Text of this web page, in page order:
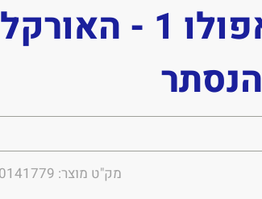
גורלו של אפולו 1 - האורקל
הנסתר
מק"ט מוצר: 000300141779